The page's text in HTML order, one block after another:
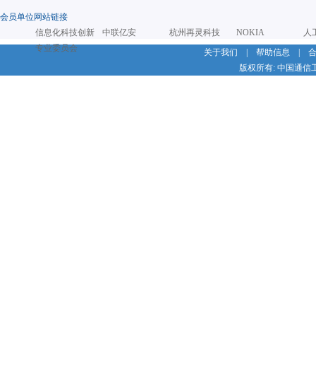
会员单位网站链接
信息化科技创新
专业委员会
中联亿安 杭州再灵科技 NOKIA
人
关于我们
帮助信息
版权所有: 中国通信